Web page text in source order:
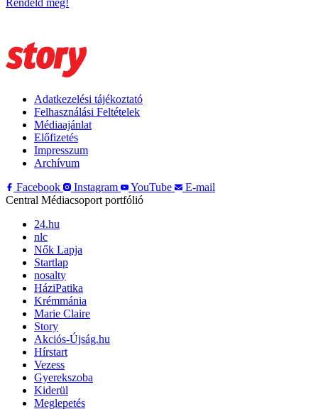
Rendeld meg!
Adatkezelési tájékoztató
Felhasználási Feltételek
Médiaajánlat
Előfizetés
Impresszum
Archívum
Facebook
Instagram YouTube
E-mail
Central Médiacsoport portfólió
24.hu
nlc
Nők Lapja
Startlap
nosalty
HáziPatika
Krémmánia
Marie Claire
Story
Akciós-Újság.hu
Hírstart
Vezess
Gyerekszoba
Kiderül
Meglepetés